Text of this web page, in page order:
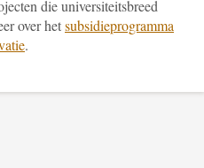
die universiteitsbreed
over hetsubsidieprogramma
.